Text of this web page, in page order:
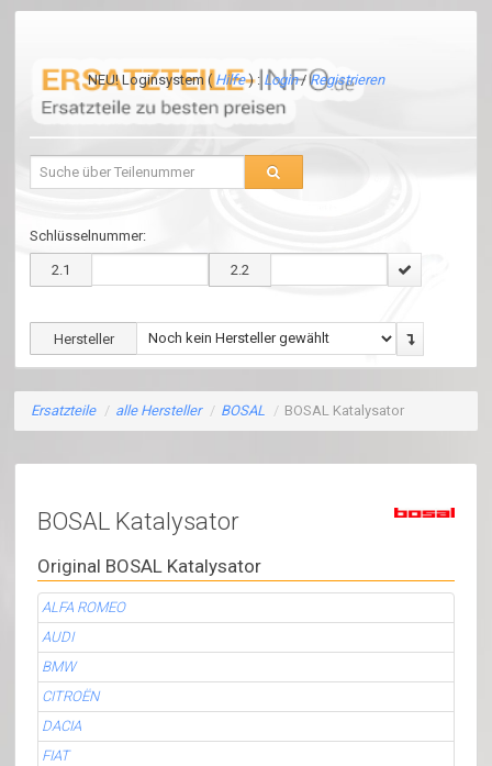
NEU! Loginsystem ( Hilfe) : Login/Registrieren
Schlüsselnummer:
2.1 2.2
Hersteller
Ersatzteile / alle Hersteller / BOSAL / BOSAL Katalysator
BOSAL Katalysator
Original BOSAL Katalysator
ALFA ROMEO
AUDI
BMW
CITROËN
DACIA
FIAT